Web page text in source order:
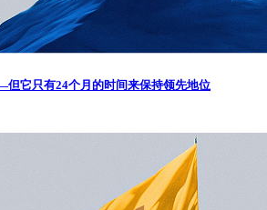
它只有24个月的时间来保持领先地位